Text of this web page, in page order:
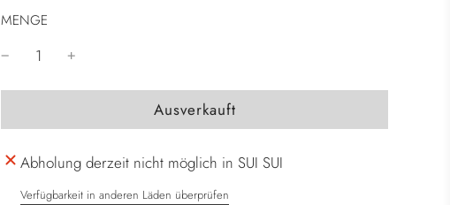
MENGE
W
i
r
d
g
Ausverkauft
Abholung derzeit nicht möglich in SUI SUI
Verfügbarkeit in anderen Läden überprüfen